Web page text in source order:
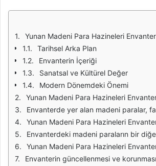
Yunan Madeni Para Hazineleri Envanteri
Tarihsel Arka Plan
Envanterin İçeriği
Sanatsal ve Kültürel Değer
Modern Dönemdeki Önemi
Yunan Madeni Para Hazineleri Envanteri 2, antik Yunan medeniyetinin zengin tarihini ve kültürel mirasını yansıtan önemli bir kaynak olma özelliği taşır. Bu envanter, tarih boyunca çeşitli dönemlerde basılan madeni paraların detaylı bir listesini içerir. Bu sayede araştırmacılar ve tarihçiler, dönemin ekonomik
Envanterde yer alan madeni paralar, farklı şehir devletleri ve krallıklar tarafından basılmıştır. Her bir para, kendine has bir tasarıma ve simgeye sahiptir. Örneğin, Atina'nın ünlü baykuş simgesi, bu şehrin entelektüel ve kültürel gücünü temsil ederken, Sparta'nın savaşçı
Yunan Madeni Para Hazineleri Envanteri 2, sadece tarihsel bir belge olmanın ötesinde, aynı zamanda sanatsal bir kaynak olarak da değerlidir. Paraların üzerindeki figürler, mitolojik karakterler ve tanrılar, antik Yunan sanatının ne kadar zengin olduğunu gösterir. Bu paralar,
Envanterdeki madeni paraların bir diğer önemli özelliği ise, ticaret ve ekonomik ilişkiler hakkında bilgi vermesidir. Antik Yunan, deniz ticareti ve kolonileşme ile büyük bir ekonomik güç haline gelmiştir. Paralar, bu ticaretin yapıldığı bölgeleri, ticaret yollarını ve ekonomik
Yunan Madeni Para Hazineleri Envanteri 2, aynı zamanda koleksiyoncular ve antika meraklıları için de büyük bir ilgi alanıdır. Bu paralar, tarihsel değeri ve sanatsal özellikleri sayesinde yüksek fiyatlarla alınıp satılmaktadır. Koleksiyoncular, bu paraları
Envanterin güncellenmesi ve korunması, çağdaş tarihçiler ve arkeologlar için büyük bir öneme sahiptir. Yeni bulunan paralar, envantere eklenerek tarihsel bilgilerin güncellenmesine katkıda bulunur. Aynı zamanda, mevcut paraların korunması ve restorasyonu da antik mirasın